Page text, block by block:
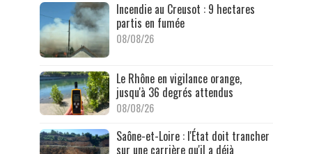
Incendie au Creusot : 9 hectares
partis en fumée
08/08/26
Le Rhône en vigilance orange,
jusqu'à 36 degrés attendus
08/08/26
Saône-et-Loire : l'État doit trancher
sur une carrière qu'il a déjà